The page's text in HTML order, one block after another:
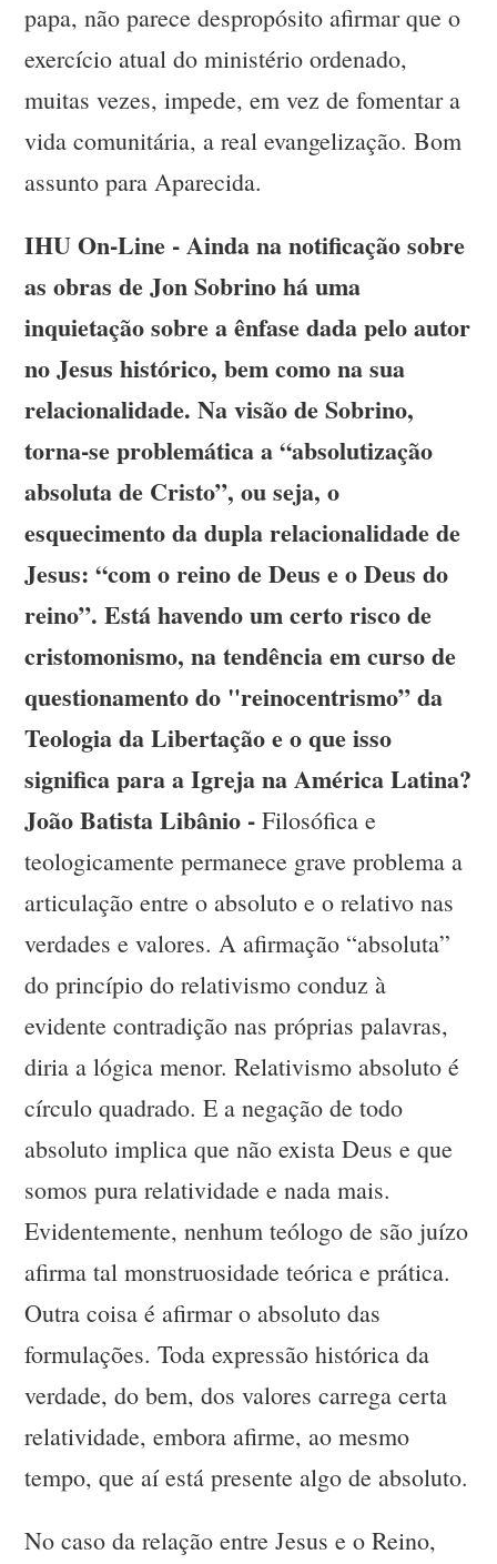
papa, não parece despropósito afirmar que o
exercício atual do ministério ordenado,
muitas vezes, impede, em vez de fomentar a
vida comunitária, a real evangelização. Bom
assunto para Aparecida.
IHU On-Line - Ainda na notificação sobre
as obras de Jon Sobrino há uma
inquietação sobre a ênfase dada pelo autor
no Jesus histórico, bem como na sua
relacionalidade. Na visão de Sobrino,
torna-se problemática a “absolutização
absoluta de Cristo”, ou seja, o
esquecimento da dupla relacionalidade de
Jesus: “com o reino de Deus e o Deus do
reino”. Está havendo um certo risco de
cristomonismo, na tendência em curso de
questionamento do "reinocentrismo” da
Teologia da Libertação e o que isso
significa para a Igreja na América Latina?
João Batista Libânio - Filosófica e
teologicamente permanece grave problema a
articulação entre o absoluto e o relativo nas
verdades e valores. A afirmação “absoluta”
do princípio do relativismo conduz à
evidente contradição nas próprias palavras,
diria a lógica menor. Relativismo absoluto é
círculo quadrado. E a negação de todo
absoluto implica que não exista Deus e que
somos pura relatividade e nada mais.
Evidentemente, nenhum teólogo de são juízo
afirma tal monstruosidade teórica e prática.
Outra coisa é afirmar o absoluto das
formulações. Toda expressão histórica da
verdade, do bem, dos valores carrega certa
relatividade, embora afirme, ao mesmo
tempo, que aí está presente algo de absoluto.
No caso da relação entre Jesus e o Reino,